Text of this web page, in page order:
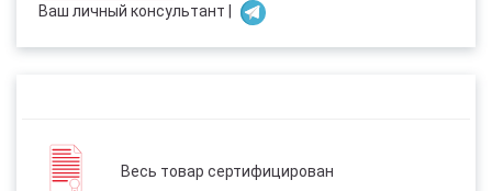
Ваш личный консультант |
Весь товар сертифицирован